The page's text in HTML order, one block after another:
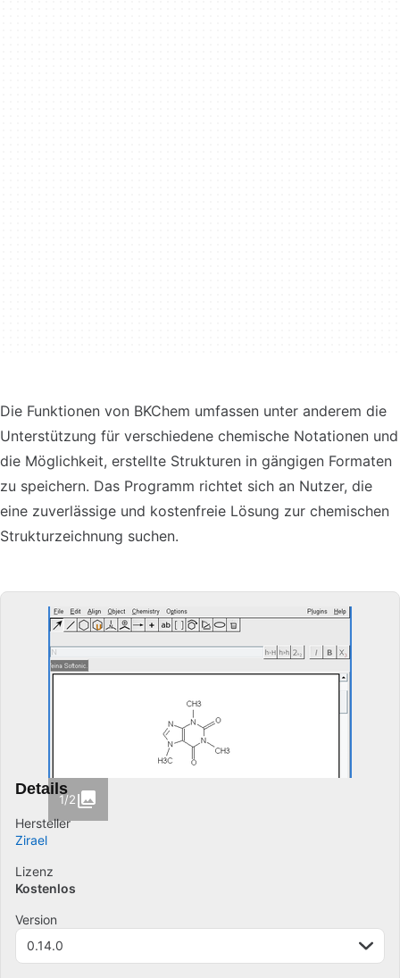
Die Funktionen von BKChem umfassen unter anderem die
Unterstützung für verschiedene chemische Notationen und
die Möglichkeit, erstellte Strukturen in gängigen Formaten
zu speichern. Das Programm richtet sich an Nutzer, die
eine zuverlässige und kostenfreie Lösung zur chemischen
Strukturzeichnung suchen.
1/2
Details
Hersteller
Zirael
Lizenz
Kostenlos
Version
0.14.0